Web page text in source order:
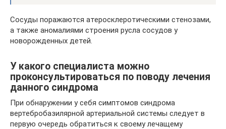
Сосуды поражаются атеросклеротическими стенозами,
а также аномалиями строения русла сосудов у
новорожденных детей.
У какого специалиста можно
проконсультироваться по поводу лечения
данного синдрома
При обнаружении у себя симптомов синдрома
вертебробазилярной артериальной системы следует в
первую очередь обратиться к своему лечащему